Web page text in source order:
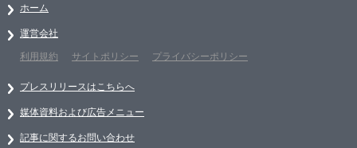
ホーム
運営会社
利用規約
サイトポリシー プライバシーポリシー
プレスリリースはこちらへ
媒体資料および広告メニュー
記事に関するお問い合わせ